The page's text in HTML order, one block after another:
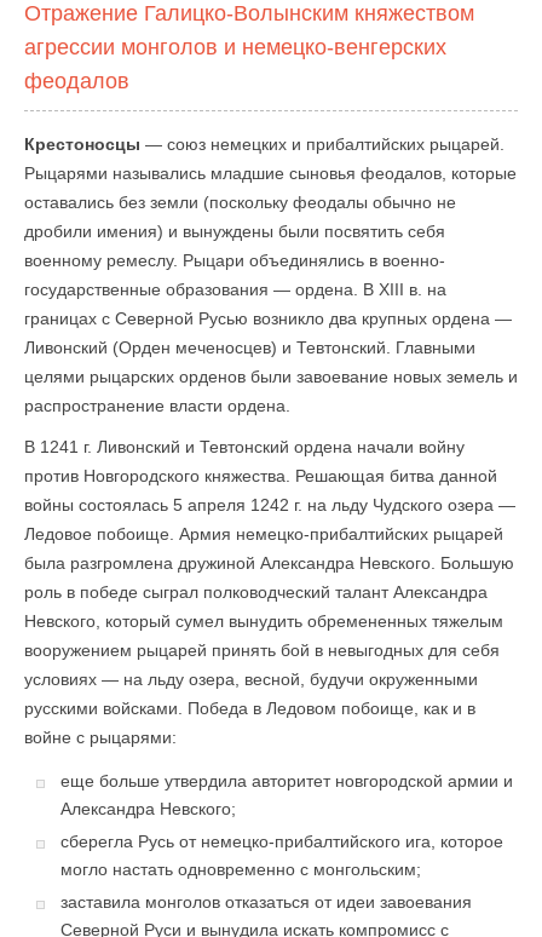
Отражение Галицко-Волынским княжеством
агрессии монголов и немецко-венгерских
феодалов
Крестоносцы — союз немецких и прибалтийских рыцарей.
Рыцарями назывались младшие сыновья феодалов, которые
оставались без земли (поскольку феодалы обычно не
дробили имения) и вынуждены были посвятить себя
военному ремеслу. Рыцари объединялись в военно-
государственные образования — ордена. В XIII в. на
границах с Северной Русью возникло два крупных ордена —
Ливонский (Орден меченосцев) и Тевтонский. Главными
целями рыцарских орденов были завоевание новых земель и
распространение власти ордена.
В 1241 г. Ливонский и Тевтонский ордена начали войну
против Новгородского княжества. Решающая битва данной
войны состоялась 5 апреля 1242 г. на льду Чудского озера —
Ледовое побоище. Армия немецко-прибалтийских рыцарей
была разгромлена дружиной Александра Невского. Большую
роль в победе сыграл полководческий талант Александра
Невского, который сумел вынудить обремененных тяжелым
вооружением рыцарей принять бой в невыгодных для себя
условиях — на льду озера, весной, будучи окруженными
русскими войсками. Победа в Ледовом побоище, как и в
войне с рыцарями:
еще больше утвердила авторитет новгородской армии и
Александра Невского;
сберегла Русь от немецко-прибалтийского ига, которое
могло настать одновременно с монгольским;
заставила монголов отказаться от идеи завоевания
Северной Руси и вынудила искать компромисс с